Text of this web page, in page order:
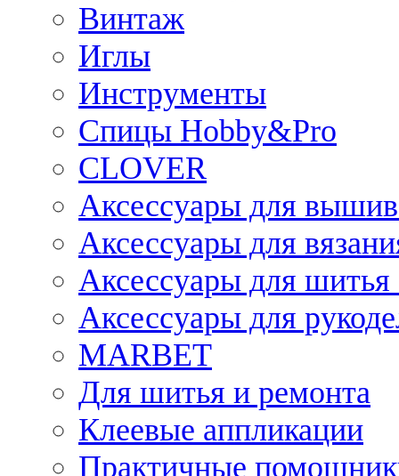
Винтаж
Иглы
Инструменты
Спицы Hobby&Pro
CLOVER
Аксессуары для
Аксессуары для
Аксессуары для
Аксессуары для
MARBET
Для шитья и ремонта
Клеевые аппликации
Практичные